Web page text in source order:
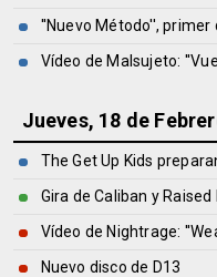
''Nuevo Método'', primer
Vídeo de Malsujeto:
Jueves, 18 de
The Get Up Kids
Gira de Caliban y Raised
Vídeo de Nightrage:
Nuevo disco de D13